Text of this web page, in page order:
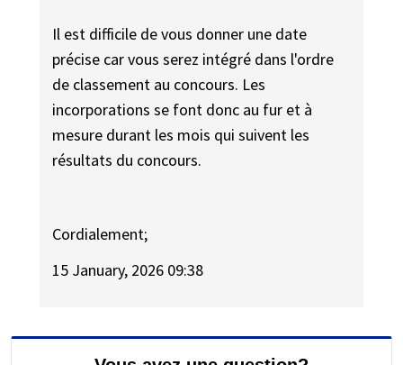
Il est difficile de vous donner une date
précise car vous serez intégré dans l'ordre
de classement au concours. Les
incorporations se font donc au fur et à
mesure durant les mois qui suivent les
résultats du concours.
Cordialement;
15 January, 2026 09:38